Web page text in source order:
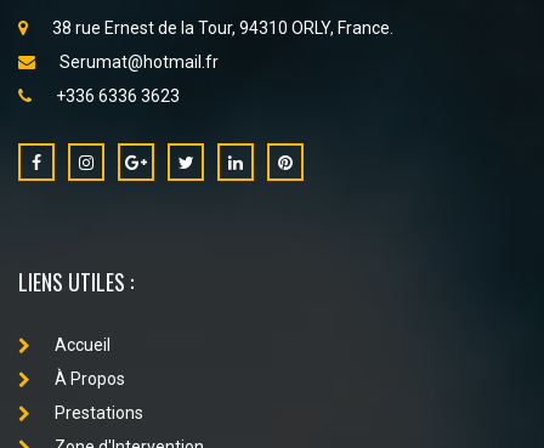
38 rue Ernest de la Tour, 94310 ORLY, France.
Serumat@hotmail.fr
+336 6336 3623
LIENS UTILES :
Accueil
À Propos
Prestations